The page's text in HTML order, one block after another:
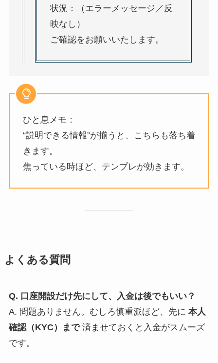
状況：（エラーメッセージ／反
映なし）
ご確認をお願いいたします。
ひと息メモ：
“説明できる情報”が揃うと、こちらも落ち着
きます。
焦っている時ほど、テンプレが効きます。
よくある質問
Q. 口座開設だけ先にして、入金は後でもいい？
A. 問題ありません。むしろ慎重派ほど、先に 本人
確認（KYC）まで済ませておくと入金がスムーズ
です。